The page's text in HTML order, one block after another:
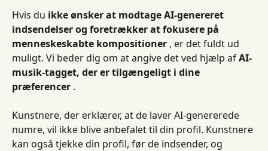
Hvis du ikke ønsker at modtage AI-genereret
indsendelser og foretrækker at fokusere på
menneskeskabte kompositioner , er det fuldt ud
muligt. Vi beder dig om at angive det ved hjælp af AI-
musik-tagget, der er tilgængeligt i dine
præferencer .
Kunstnere, der erklærer, at de laver AI-genererede
numre, vil ikke blive anbefalet til din profil. Kunstnere
kan også tjekke din profil, før de indsender, og